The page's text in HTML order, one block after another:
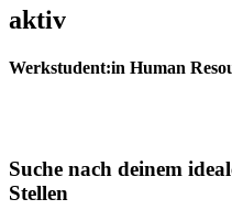
aktiv
Werkstudent:in Human
Suche nach deinem
Stellen